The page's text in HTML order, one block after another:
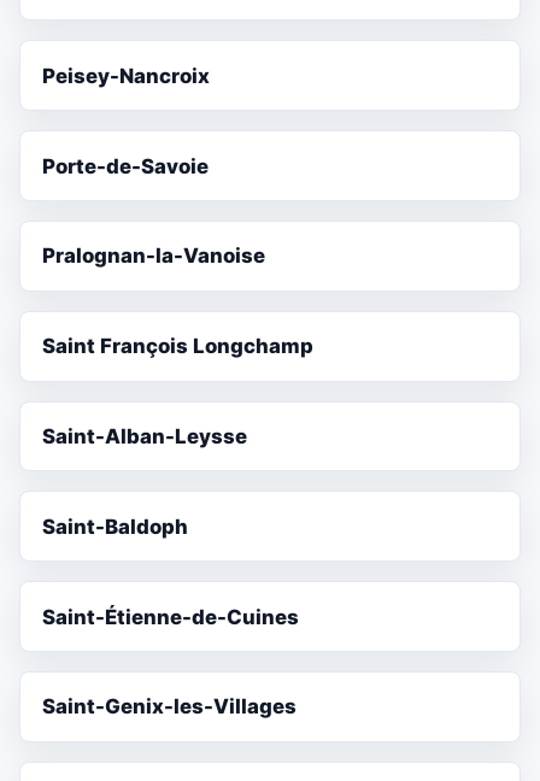
Peisey-Nancroix
Porte-de-Savoie
Pralognan-la-Vanoise
Saint François Longchamp
Saint-Alban-Leysse
Saint-Baldoph
Saint-Étienne-de-Cuines
Saint-Genix-les-Villages